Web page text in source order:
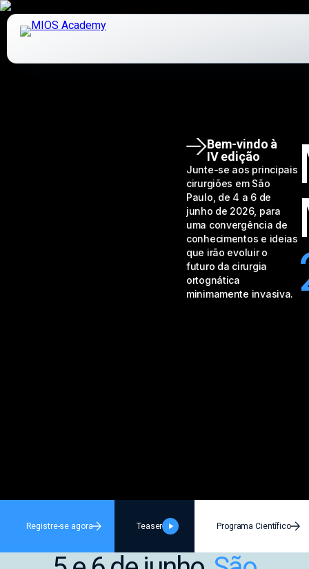
Bem-vindo à
IV edição
Junte-se aos principais
cirurgiões em São
Paulo, de 4 a 6 de
junho de 2026, para
uma convergência de
conhecimentos e ideias
que irão evoluir o
futuro da cirurgia
ortognática
minimamente invasiva.
Registre-se agora Teaser Programa Científico